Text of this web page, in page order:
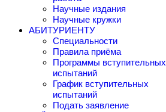
Научные издания
Научные кружки
АБИТУРИЕНТУ
Специальности
Правила приёма
Программы вступительных
испытаний
График вступительных
испытаний
Подать заявление